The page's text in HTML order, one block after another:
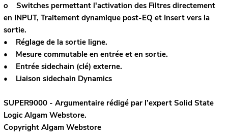
o Switches permettant l'activation des Filtres directement
en INPUT, Traitement dynamique post-EQ et Insert vers la
sortie.
• Réglage de la sortie ligne.
• Mesure commutable en entrée et en sortie.
• Entrée sidechain (clé) externe.
• Liaison sidechain Dynamics
SUPER9000 - Argumentaire rédigé par l’expert Solid State
LogicAlgam Webstore.
Copyright Algam Webstore